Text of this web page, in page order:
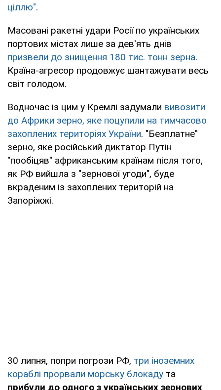
ціллю".
Масовані ракетні удари Росії по українських
портових містах лише за дев'ять днів
призвели до знищення 180 тис. тонн зерна.
Країна-агресор продовжує шантажувати весь
світ голодом.
Водночас із цим у Кремлі задумали вивозити
до Африки зерно, яке поцупили на тимчасово
захоплених територіях України. "Безплатне"
зерно, яке російський диктатор Путін
"пообіцяв" африканським країнам після того,
як РФ вийшла з "зернової угоди", буде
вкраденим із захоплених територій на
Запоріжжі.
30 липня, попри погрози РФ, три іноземних
кораблі прорвали морську блокаду та
прибули до одного з українських зернових